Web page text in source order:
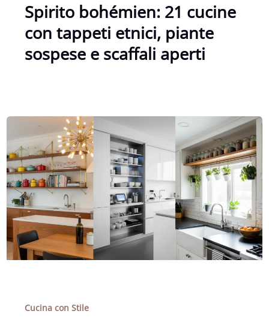
Spirito bohémien: 21 cucine
con tappeti etnici, piante
sospese e scaffali aperti
Cucina con Stile